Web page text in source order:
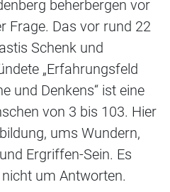
beherbergen vor
Frage. Das vor rund 22
Schenk und
„Erfahrungsfeld
und Denkens“ ist eine
von 3 bis 103. Hier
ums Wundern,
Ergriffen-Sein. Es
um Antworten.